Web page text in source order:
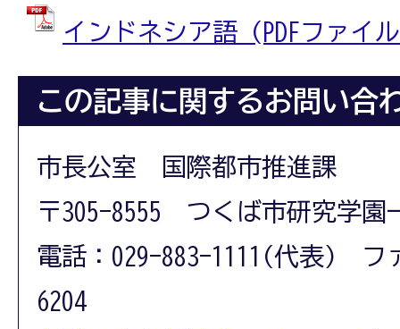
インドネシア語 (PDFファイ
この記事に関するお問い合
市長公室 国際都市推進課
〒305-8555 つくば市研究学園
電話：029-883-1111(代表) フ
6204